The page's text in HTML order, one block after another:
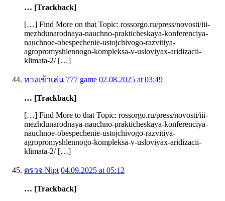
… [Trackback]
[…] Find More on that Topic: rossorgo.ru/press/novosti/iii-
mezhdunarodnaya-nauchno-prakticheskaya-konferenciya-
nauchnoe-obespechenie-ustojchivogo-razvitiya-
agropromyshlennogo-kompleksa-v-usloviyax-aridizacii-
klimata-2/ […]
ทางเข้าเล่น 777 game 02.08.2025 at 03:49
… [Trackback]
[…] Find More to that Topic: rossorgo.ru/press/novosti/iii-
mezhdunarodnaya-nauchno-prakticheskaya-konferenciya-
nauchnoe-obespechenie-ustojchivogo-razvitiya-
agropromyshlennogo-kompleksa-v-usloviyax-aridizacii-
klimata-2/ […]
ตรวจ Nipt 04.09.2025 at 05:12
… [Trackback]